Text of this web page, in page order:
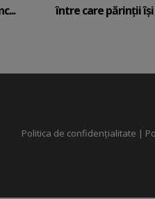
între care părinții își
Politica de confidențialitate |